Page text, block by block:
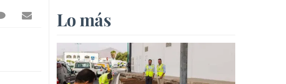
Lo más